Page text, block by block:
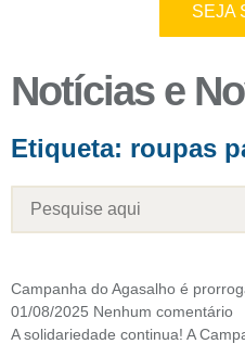
SEJA
Notícias e
Etiqueta: roupas
Campanha do Agasalho é
01/08/2025 Nenhum comentário
A solidariedade continua! A